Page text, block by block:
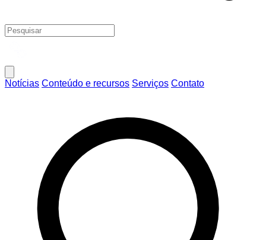
Notícias Conteúdo e recursos Serviços Contato